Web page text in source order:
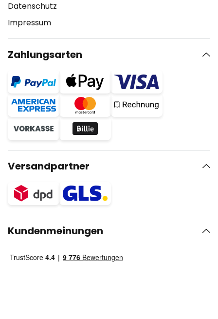
Datenschutz
Impressum
Zahlungsarten
Versandpartner
Kundenmeinungen